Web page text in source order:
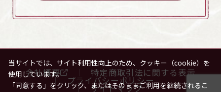
会社概要 特定商取引法に関する表示
プライバシーポリシー
サイトマップ
当サイトでは、サイト利用性向上のため、クッキー（cookie）を
使用しています。
「同意する」をクリック、またはそのままご利用を継続されるこ